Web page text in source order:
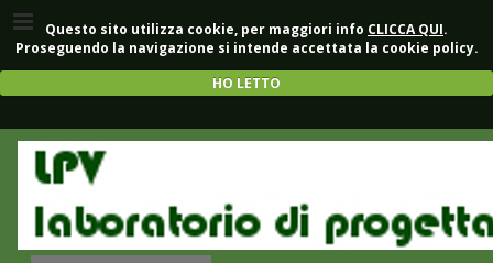
Questo sito utilizza cookie, per maggiori info CLICCA QUI.
Proseguendo la navigazione si intende accettata la cookie policy.
HO LETTO
RICETTIVO